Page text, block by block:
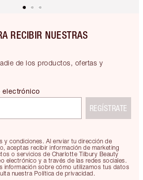
RECIBIR NUESTRAS
de los productos, ofertas y
y condiciones. Al enviar tu dirección de
aceptas recibir información de marketing
o servicios de Charlotte Tilbury Beauty
electrónico y a través de las redes sociales.
información sobre cómo utilizamos tus datos
nuestra Política de privacidad.
electrónico
REGÍSTRATE